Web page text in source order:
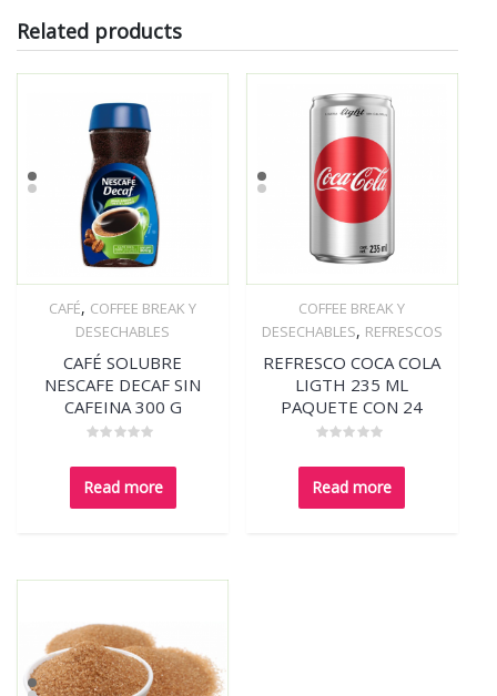
Related products
Quick View
CAFÉ, COFFEE BREAK Y
DESECHABLES
CAFÉ SOLUBRE
NESCAFE DECAF SIN
CAFEINA 300 G
0
out
of
Read more
Quick View
COFFEE BREAK Y
DESECHABLES, REFRESCOS
REFRESCO COCA COLA
LIGTH 235 ML
PAQUETE CON 24
0
out
of
Read more